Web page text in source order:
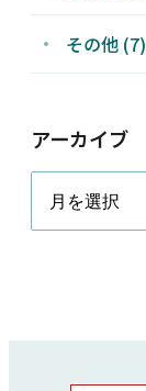
その他 (7)
アーカイブ